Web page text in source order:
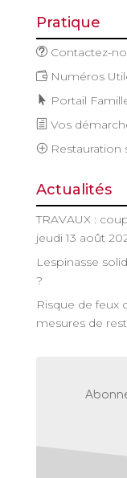
Pratique
Contactez-
Numéros
Portail
Vos
Restauration
Actualités
TRAVAUX :
jeudi 13 août
Lespinasse
?
Risque de feux
mesures de